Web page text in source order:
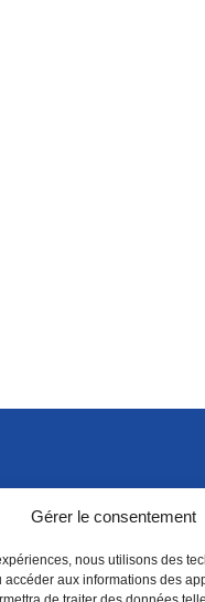
Gérer le consentement
nous utilisons des
accéder aux informations des
S'ABONNER